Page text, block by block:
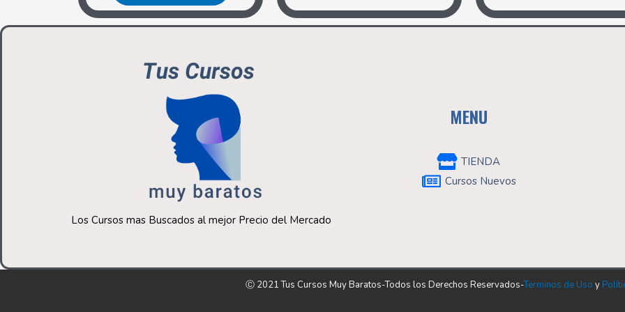
Los Cursos mas Buscados al mejor Precio del Mercado
MENU
TIENDA
Cursos Nuevos
Ⓒ 2021 Tus Cursos Muy Baratos-Todos los Derechos Reservados-Terminos de Uso y